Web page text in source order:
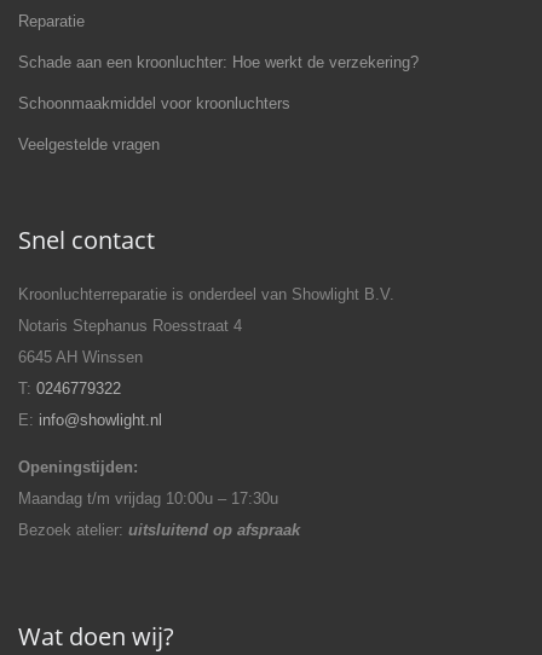
Reparatie
Schade aan een kroonluchter: Hoe werkt de verzekering?
Schoonmaakmiddel voor kroonluchters
Veelgestelde vragen
Snel contact
Kroonluchterreparatie is onderdeel van Showlight B.V.
Notaris Stephanus Roesstraat 4
6645 AH Winssen
T:0246779322
E: info@showlight.nl
Openingstijden:
Maandag t/m vrijdag 10:00u – 17:30u
Bezoek atelier:uitsluitend op afspraak
Wat doen wij?